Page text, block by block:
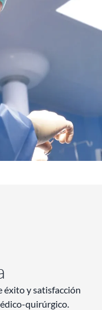
éxito y satisfacción
quirúrgico.